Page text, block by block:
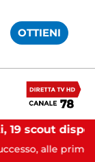
OTTIENI
alle prime luci